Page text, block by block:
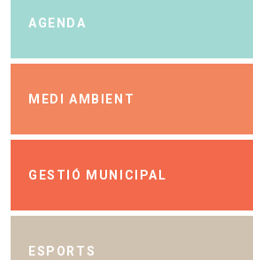
AGENDA
MEDI AMBIENT
GESTIÓ MUNICIPAL
ESPORTS